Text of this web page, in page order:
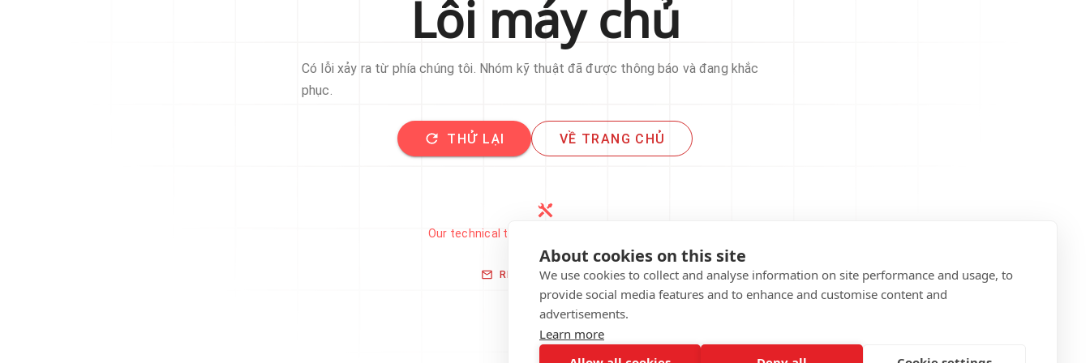
About cookies on this site
We use cookies to collect and analyse information on site performance and usage, to
provide social media features and to enhance and customise content and
advertisements.
Learn more
Lỗi máy chủ
Có lỗi xảy ra từ phía chúng tôi. Nhóm kỹ thuật đã được thông báo và đang khắc
phục.
THỬ LẠI VỀ TRANG CHỦ
Our technical team has been automatically
notified.
REPORT THIS ISSUE